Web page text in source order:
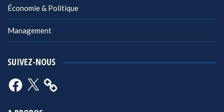
Économie & Politique
Management
SUIVEZ-NOUS
Facebook
X